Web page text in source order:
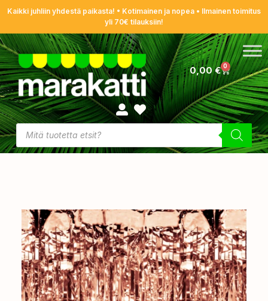
Kaikki juhliin yhdestä paikasta! • Kotimainen ja nopea • Ilmainen toimitus
yli 70€ tilauksiin!
0,00€ 0